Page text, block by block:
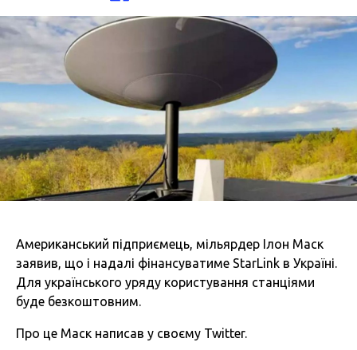
Американський підприємець, мільярдер Ілон Маск
заявив, що і надалі фінансуватиме StarLink в Україні.
Для українського уряду користування станціями
буде безкоштовним.
Про це Маск написав у своєму Twitter.